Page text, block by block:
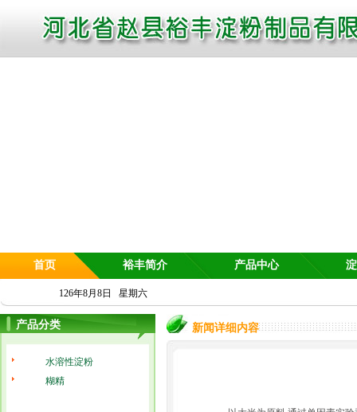
首页 裕丰简介 产品中心
126年8月8日 星期六
产品分类
水溶性淀粉
糊精
新闻详细内容